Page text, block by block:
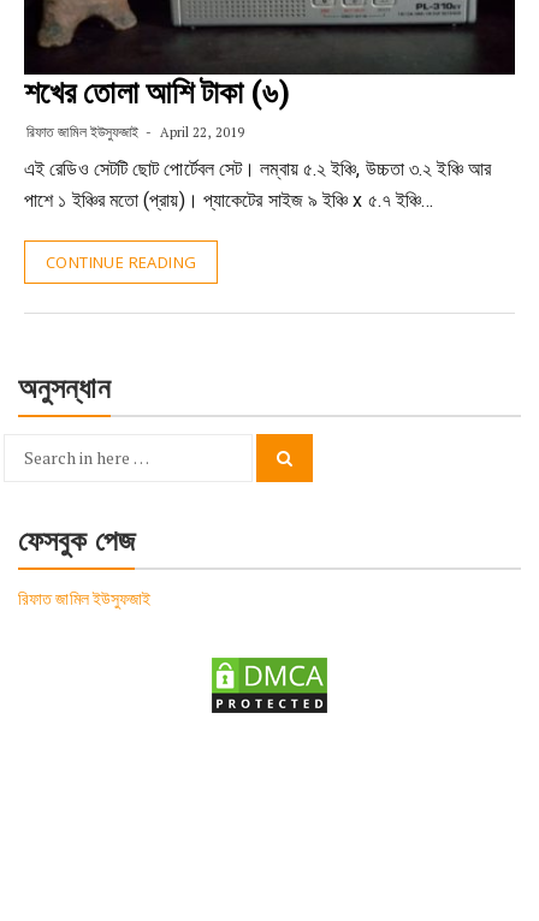
শখের তোলা আশি টাকা (৬)
রিফাত জামিল ইউসুফজাই April 22, 2019
এই রেডিও সেটটি ছোট পোর্টেবল সেট। লম্বায় ৫.২ ইঞ্চি, উচ্চতা ৩.২ ইঞ্চি আর
পাশে ১ ইঞ্চির মতো (প্রায়)। প্যাকেটের সাইজ ৯ ইঞ্চি x ৫.৭ ইঞ্চি…
CONTINUE READING
অনুসন্ধান
Search
ফেসবুক পেজ
রিফাত জামিল ইউসুফজাই